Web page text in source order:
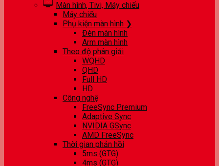
Màn hình, Tivi, Máy chiếu
Máy chiếu
Phụ kiện màn hình ❯
Đèn màn hình
Arm màn hình
Theo độ phân giải
WQHD
QHD
Full HD
HD
Công nghệ
FreeSync Premium
Adaptive Sync
NVIDIA GSync
AMD FreeSync
Thời gian phản hồi
5ms (GTG)
4ms (GTG)